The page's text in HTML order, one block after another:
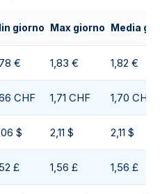
giorno Max giorno Media
€ 1,83 € 1,82 €
CHF 1,71 CHF 1,70 CHF
$ 2,11 $ 2,11 $
£ 1,56 £ 1,56 £